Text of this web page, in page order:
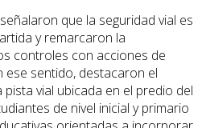
que la seguridad vial es
y remarcaron la
controles con acciones de
ese sentido, destacaron el
vial ubicada en el predio del
de nivel inicial y primario